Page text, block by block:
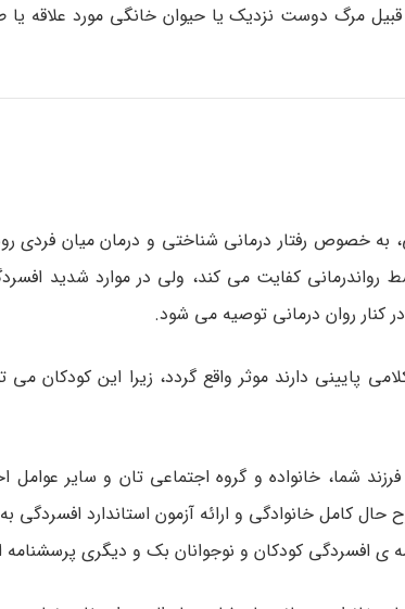
مرگ دوست نزدیک یا حیوان خانگی مورد علاقه یا
به خصوص رفتار درمانی شناختی و درمان میان فردی
کفایت می­ کند، ولی در موارد شدید
در کنار روان ­درمانی توصیه می­ شود.
پایینی دارند موثر واقع گردد، زیرا این کودکان می­
شما، خانواده و گروه اجتماعی­ تان و سایر عوامل
کامل خانوادگی و ارائه آزمون استاندارد افسردگی به
ی افسردگی کودکان و نوجوانان بک و دیگری